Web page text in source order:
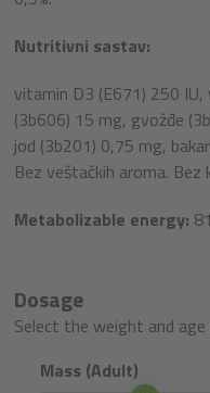
Nutritivni sastav:
vitamin D3 (E671) 250
(3b606) 15 mg, gvožđe
jod (3b201) 0,75 mg,
Bez veštačkih aroma. Bez
Metabolizable energy:
Dosage
Select the weight and
Mass (Adult)